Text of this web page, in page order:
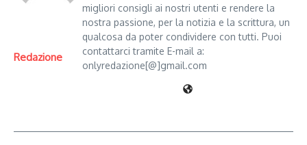
Redazione
migliori consigli ai nostri utenti e rendere la
nostra passione, per la notizia e la scrittura, un
qualcosa da poter condividere con tutti. Puoi
contattarci tramite E-mail a:
onlyredazione[@]gmail.com